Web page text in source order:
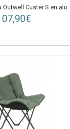
Custer S en alu